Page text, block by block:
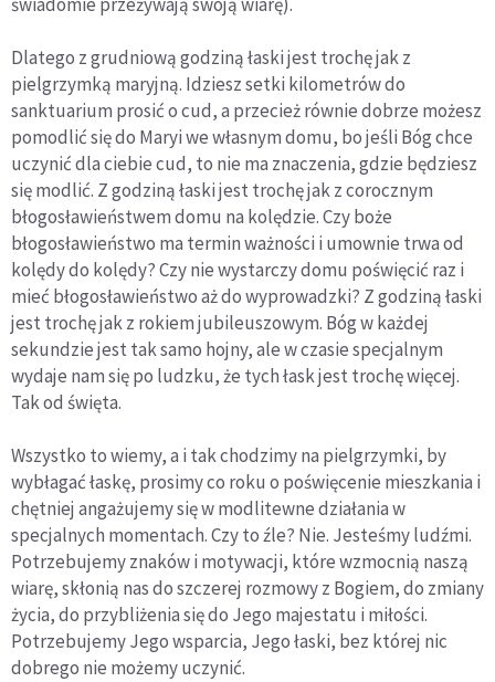
Dlatego z grudniową godziną łaski jest trochę jak z
pielgrzymką maryjną. Idziesz setki kilometrów do
sanktuarium prosić o cud, a przecież równie dobrze możesz
pomodlić się do Maryi we własnym domu, bo jeśli Bóg chce
uczynić dla ciebie cud, to nie ma znaczenia, gdzie będziesz
się modlić. Z godziną łaski jest trochę jak z corocznym
błogosławieństwem domu na kolędzie. Czy boże
błogosławieństwo ma termin ważności i umownie trwa od
kolędy do kolędy? Czy nie wystarczy domu poświęcić raz i
mieć błogosławieństwo aż do wyprowadzki? Z godziną łaski
jest trochę jak z rokiem jubileuszowym. Bóg w każdej
sekundzie jest tak samo hojny, ale w czasie specjalnym
wydaje nam się po ludzku, że tych łask jest trochę więcej.
Tak od święta.
Wszystko to wiemy, a i tak chodzimy na pielgrzymki, by
wybłagać łaskę, prosimy co roku o poświęcenie mieszkania i
chętniej angażujemy się w modlitewne działania w
specjalnych momentach. Czy to źle? Nie. Jesteśmy ludźmi.
Potrzebujemy znaków i motywacji, które wzmocnią naszą
wiarę, skłonią nas do szczerej rozmowy z Bogiem, do zmiany
życia, do przybliżenia się do Jego majestatu i miłości.
Potrzebujemy Jego wsparcia, Jego łaski, bez której nic
dobrego nie możemy uczynić.